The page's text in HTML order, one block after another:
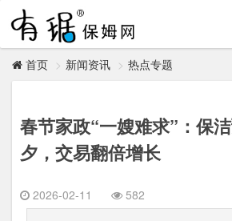
首页 新闻资讯 热点专题
春节家政“一嫂难求”：保
夕，交易翻倍增长
2026-02-11 582